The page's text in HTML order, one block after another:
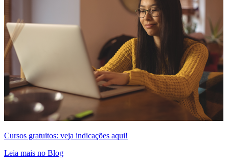
Cursos gratuitos: veja indicações aqui!
Leia mais no Blog